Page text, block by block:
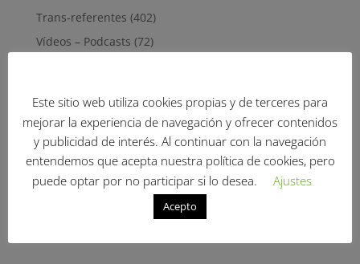
Trans-referentes (402)
Vídeos – Podcasts (72)
septiembre 2023
L M X J V S D
1 2 3
7
Este sitio web utiliza cookies propias y de terceres para
mejorar la experiencia de navegación y ofrecer contenidos
y publicidad de interés. Al continuar con la navegación
entendemos que acepta nuestra política de cookies, pero
puede optar por no participar si lo desea.
Ajustes
Acepto